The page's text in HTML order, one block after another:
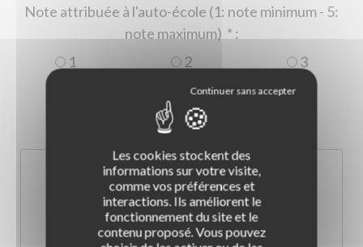
Note attribuée à l'auto-école (1: note minimum - 5:
* :
1
2
3
5
Les cookies stockent des
informations sur votre visite,
comme vos préférences et
interactions. Ils améliorent le
fonctionnement du site et le
contenu proposé. Vous pouvez